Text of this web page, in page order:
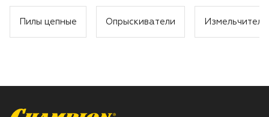
Пилы цепные Опрыскиватели Измельчители